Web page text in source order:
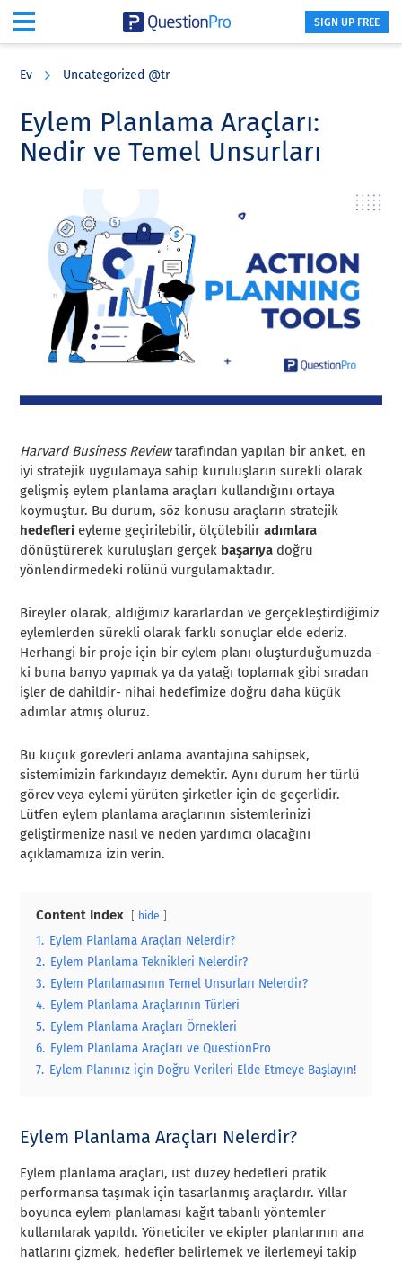
content
sidebar
SIGN UP FREE
Ev Uncategorized @tr
Eylem Planlama Araçları:
Nedir ve Temel Unsurları
Harvard Business Reviewtarafından yapılan bir anket, en
iyi stratejik uygulamaya sahip kuruluşların sürekli olarak
gelişmiş eylem planlama araçları kullandığını ortaya
koymuştur. Bu durum, söz konusu araçların stratejik
hedefleri eyleme geçirilebilir, ölçülebiliradımlara
dönüştürerek kuruluşları gerçek başarıya doğru
yönlendirmedeki rolünü vurgulamaktadır.
Bireyler olarak, aldığımız kararlardan ve gerçekleştirdiğimiz
eylemlerden sürekli olarak farklı sonuçlar elde ederiz.
Herhangi bir proje için bir eylem planı oluşturduğumuzda -
ki buna banyo yapmak ya da yatağı toplamak gibi sıradan
işler de dahildir- nihai hedefimize doğru daha küçük
adımlar atmış oluruz.
Bu küçük görevleri anlama avantajına sahipsek,
sistemimizin farkındayız demektir. Aynı durum her türlü
görev veya eylemi yürüten şirketler için de geçerlidir.
Lütfen eylem planlama araçlarının sistemlerinizi
geliştirmenize nasıl ve neden yardımcı olacağını
açıklamamıza izin verin.
Content Index hide
1. Eylem Planlama Araçları Nelerdir?
2. Eylem Planlama Teknikleri Nelerdir?
3. Eylem Planlamasının Temel Unsurları Nelerdir?
4. Eylem Planlama Araçlarının Türleri
5. Eylem Planlama Araçları Örnekleri
6. Eylem Planlama Araçları ve QuestionPro
7. Eylem Planınız için Doğru Verileri Elde Etmeye Başlayın!
Eylem Planlama Araçları Nelerdir?
Eylem planlama araçları, üst düzey hedefleri pratik
performansa taşımak için tasarlanmış araçlardır. Yıllar
boyunca eylem planlaması kağıt tabanlı yöntemler
kullanılarak yapıldı. Yöneticiler ve ekipler planlarının ana
hatlarını çizmek, hedefler belirlemek ve ilerlemeyi takip